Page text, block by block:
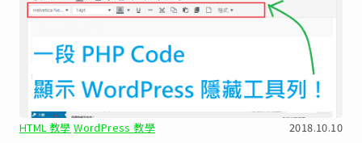
HTML 教學 WordPress 教學 2018.10.10